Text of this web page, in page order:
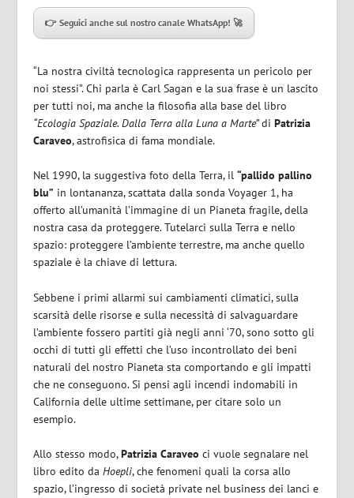
👉 Seguici anche sul nostro canale WhatsApp! 🚀
“La nostra civiltà tecnologica rappresenta un pericolo per
noi stessi”. Chi parla è Carl Sagan e la sua frase è un lascito
per tutti noi, ma anche la filosofia alla base del libro
“Ecologia Spaziale. Dalla Terra alla Luna a Marte”diPatrizia
Caraveo, astrofisica di fama mondiale.
Nel 1990, la suggestiva foto della Terra, il“pallido pallino
blu” in lontananza, scattata dalla sonda Voyager 1, ha
offerto all’umanità l’immagine di un Pianeta fragile, della
nostra casa da proteggere. Tutelarci sulla Terra e nello
spazio: proteggere l’ambiente terrestre, ma anche quello
spaziale è la chiave di lettura.
Sebbene i primi allarmi sui cambiamenti climatici, sulla
scarsità delle risorse e sulla necessità di salvaguardare
l’ambiente fossero partiti già negli anni ‘70, sono sotto gli
occhi di tutti gli effetti che l’uso incontrollato dei beni
naturali del nostro Pianeta sta comportando e gli impatti
che ne conseguono. Si pensi agli incendi indomabili in
California delle ultime settimane, per citare solo un
esempio.
Allo stesso modo,Patrizia Caraveo ci vuole segnalare nel
libro edito daHoepli, che fenomeni quali la corsa allo
spazio, l’ingresso di società private nel business dei lanci e